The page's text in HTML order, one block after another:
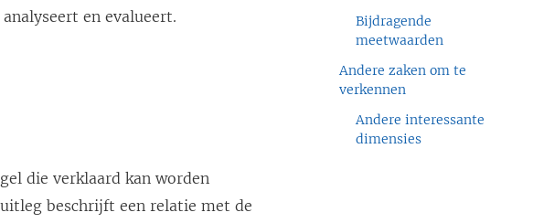
en evalueert.
die verklaard kan worden
beschrijft een relatie met de
Bijdragende
meetwaarden
Andere zaken om te
verkennen
Andere interessante
dimensies